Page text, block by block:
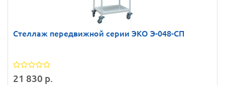
Стеллаж передвижной серии ЭКО Э-048-СП
21 830 р.